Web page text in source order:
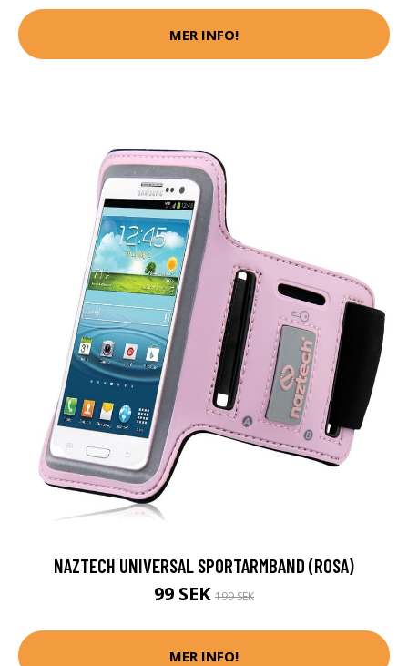
MER INFO!
NAZTECH UNIVERSAL SPORTARMBAND (ROSA)
99 SEK 199 SEK
MER INFO!